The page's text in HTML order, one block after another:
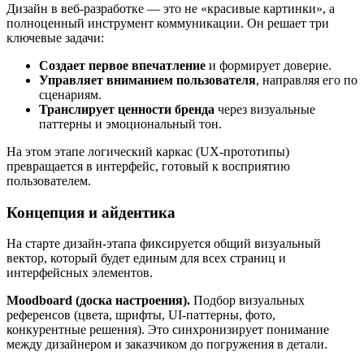
Дизайн в веб-разработке — это не «красивые картинки», а
полноценный инструмент коммуникации. Он решает три
ключевые задачи:
Создает первое впечатление и формирует доверие.
Управляет вниманием пользователя, направляя его по
сценариям.
Транслирует ценности бренда через визуальные
паттерны и эмоциональный тон.
На этом этапе логический каркас (UX-прототипы)
превращается в интерфейс, готовый к восприятию
пользователем.
Концепция и айдентика
На старте дизайн-этапа фиксируется общий визуальный
вектор, который будет единым для всех страниц и
интерфейсных элементов.
Moodboard (доска настроения). Подбор визуальных
референсов (цвета, шрифты, UI-паттерны, фото,
конкурентные решения). Это синхронизирует понимание
между дизайнером и заказчиком до погружения в детали.